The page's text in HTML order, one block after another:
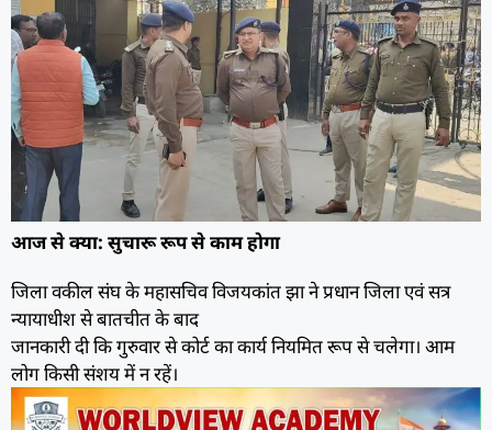
आज से क्या: सुचारू रूप से काम होगा
जिला वकील संघ के महासचिव विजयकांत झा ने प्रधान जिला एवं सत्र
न्यायाधीश से बातचीत के बाद
जानकारी दी कि गुरुवार से कोर्ट का कार्य नियमित रूप से चलेगा। आम
लोग किसी संशय में न रहें।